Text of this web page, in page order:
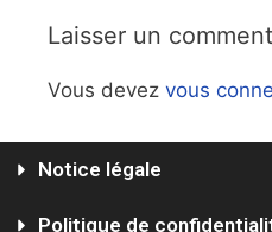
Laisser un
Vous devez vous
Notice légale
Politique de